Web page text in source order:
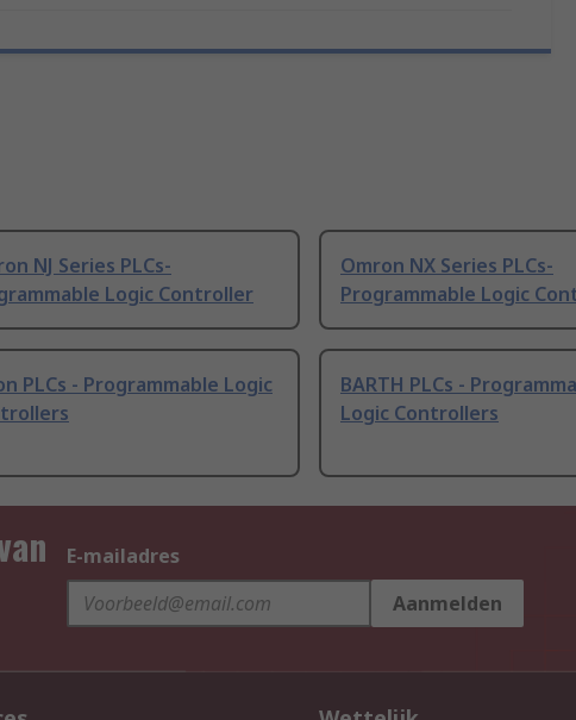
NJ Series PLCs-
Logic Controller
Omron NX Series PLCs-
Programmable Logic
PLCs - Programmable Logic
BARTH PLCs -
Logic Controllers
E-mailadres
Aanmelden